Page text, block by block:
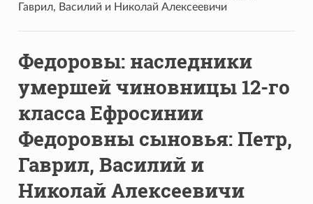
Гаврил, Василий и Николай Алексеевичи
Федоровы: наследники
умершей чиновницы 12-го
класса Ефросинии
Федоровны сыновья: Петр,
Гаврил, Василий и
Николай Алексеевичи